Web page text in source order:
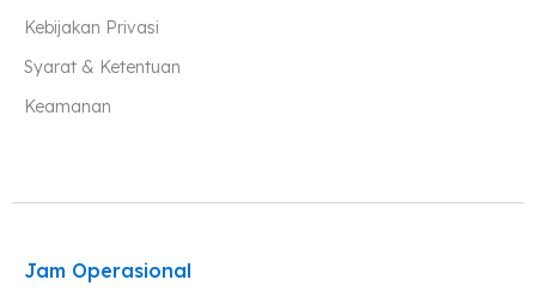
Kebijakan Privasi
Syarat & Ketentuan
Keamanan
Jam Operasional